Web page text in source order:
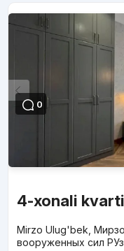
0
4-xonali
Mirzo Ulug'bek,
вооруженных сил